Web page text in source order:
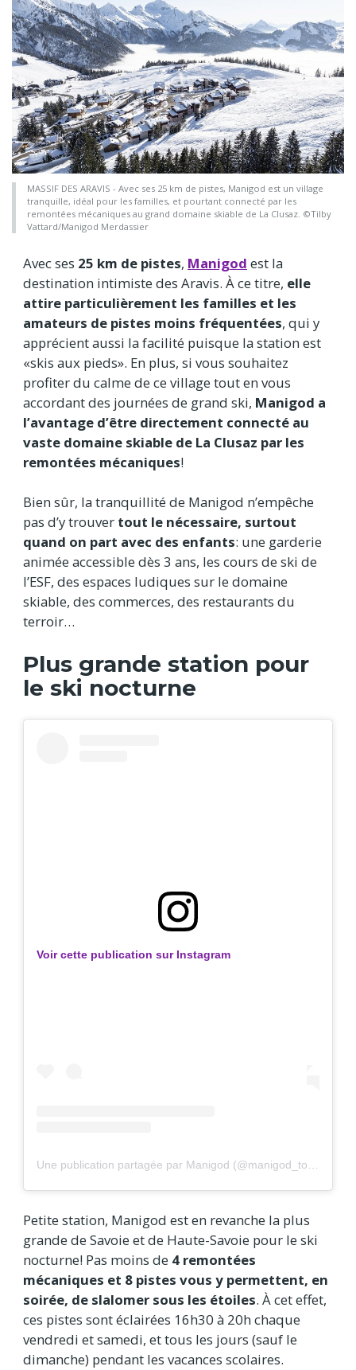
MASSIF DES ARAVIS - Avec ses 25 km de pistes, Manigod est un village
tranquille, idéal pour les familles, et pourtant connecté par les
remontées mécaniques au grand domaine skiable de La Clusaz. ©Tilby
Vattard/Manigod Merdassier
Avec ses 25 km de pistes, Manigod est la
destination intimiste des Aravis. À ce titre, elle
attire particulièrement les familles et les
amateurs de pistes moins fréquentées, qui y
apprécient aussi la facilité puisque la station est
«skis aux pieds». En plus, si vous souhaitez
profiter du calme de ce village tout en vous
accordant des journées de grand ski, Manigod a
l’avantage d’être directement connecté au
vaste domaine skiable de La Clusaz par les
remontées mécaniques!
Bien sûr, la tranquillité de Manigod n’empêche
pas d’y trouver tout le nécessaire, surtout
quand on part avec des enfants: une garderie
animée accessible dès 3 ans, les cours de ski de
l’ESF, des espaces ludiques sur le domaine
skiable, des commerces, des restaurants du
terroir…
Plus grande station pour
le ski nocturne
Voir cette publication sur Instagram
Petite station, Manigod est en revanche la plus
grande de Savoie et de Haute-Savoie pour le ski
nocturne! Pas moins de 4 remontées
mécaniques et 8 pistes vous y permettent, en
soirée, de slalomer sous les étoiles. À cet effet,
ces pistes sont éclairées 16h30 à 20h chaque
vendredi et samedi, et tous les jours (sauf le
dimanche) pendant les vacances scolaires.